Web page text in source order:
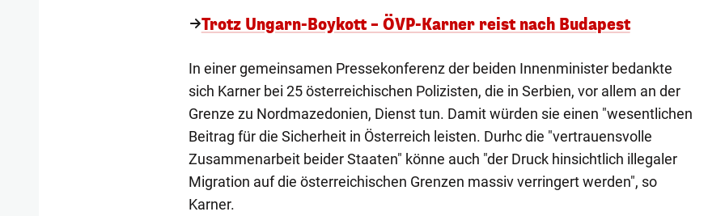
Trotz Ungarn-Boykott – ÖVP-Karner reist nach Budapest
In einer gemeinsamen Pressekonferenz der beiden Innenminister bedankte
sich Karner bei 25 österreichischen Polizisten, die in Serbien, vor allem an der
Grenze zu Nordmazedonien, Dienst tun. Damit würden sie einen "wesentlichen
Beitrag für die Sicherheit in Österreich leisten. Durhc die "vertrauensvolle
Zusammenarbeit beider Staaten" könne auch "der Druck hinsichtlich illegaler
Migration auf die österreichischen Grenzen massiv verringert werden", so
Karner.